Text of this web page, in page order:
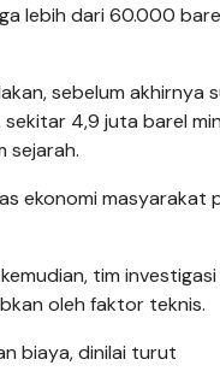
lebih dari 60.000
sebelum akhirnya
4,9 juta barel
sejarah.
ekonomi masyarakat
tim
oleh faktor teknis.
biaya, dinilai turut